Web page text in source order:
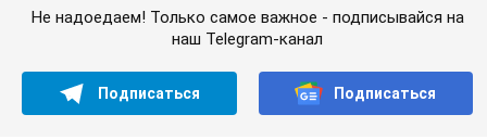
Не надоедаем! Только самое важное - подписывайся на
наш Telegram-канал
Подписаться Подписаться